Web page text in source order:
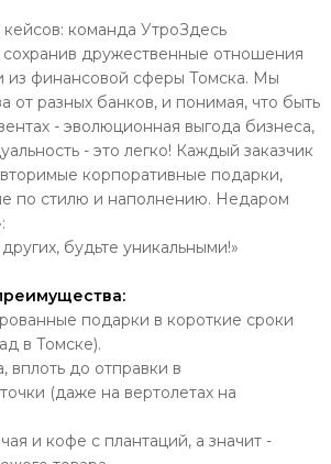
команда УтроЗдесь
сохранив дружественные отношения
из финансовой сферы Томска. Мы
от разных банков, и понимая, что быть
- эволюционная выгода бизнеса,
- это легко! Каждый заказчик
корпоративные подарки,
по стилю и наполнению. Недаром
будьте уникальными!»
подарки в короткие сроки
в Томске).
вплоть до отправки в
(даже на вертолетах на
и кофе с плантаций, а значит -